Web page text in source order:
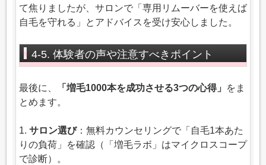
て焦りましたが、サロンで「専用リムーバーを使えば
自毛を守れる」とアドバイスを受け安心しました。
4-5. 体験者の声や注意すべきポイント
最後に、 「増毛1000本を成功させる3つの心得」
をま
とめます。
1. サロン選び：無料カウンセリングで「自毛1本あた
りの負荷」を確認（「増毛ラボ」はマイクロスコープ
で診断）。